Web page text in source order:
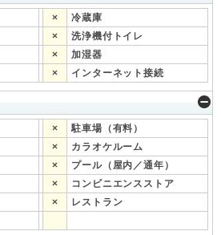
×
冷蔵庫
×
洗浄機付トイレ
×
加湿器
× インターネット接続
×
駐車場（有料）
×
カラオケルーム
×
プール（屋内／通年）
×
コンビニエンスストア
×
レストラン